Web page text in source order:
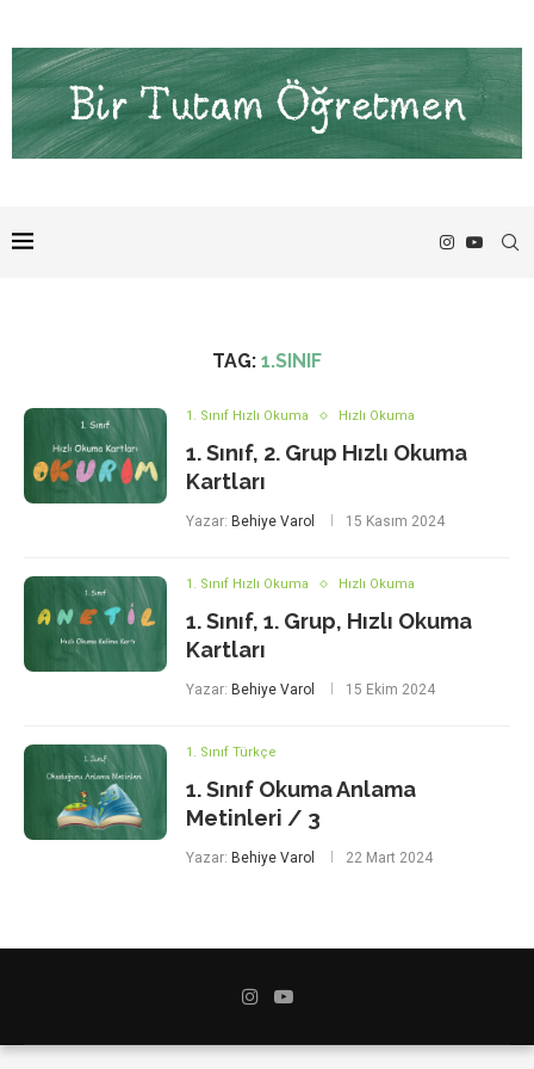
TAG: 1.SINIF
1. Sınıf Hızlı Okuma Hızlı Okuma
1. Sınıf, 2. Grup Hızlı Okuma
Kartları
Yazar: Behiye Varol 15 Kasım 2024
1. Sınıf Hızlı Okuma Hızlı Okuma
1. Sınıf, 1. Grup, Hızlı Okuma
Kartları
Yazar: Behiye Varol 15 Ekim 2024
1. Sınıf Türkçe
1. Sınıf Okuma Anlama
Metinleri / 3
Yazar: Behiye Varol 22 Mart 2024